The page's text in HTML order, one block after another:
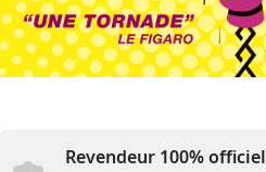
Revendeur 100% officiel